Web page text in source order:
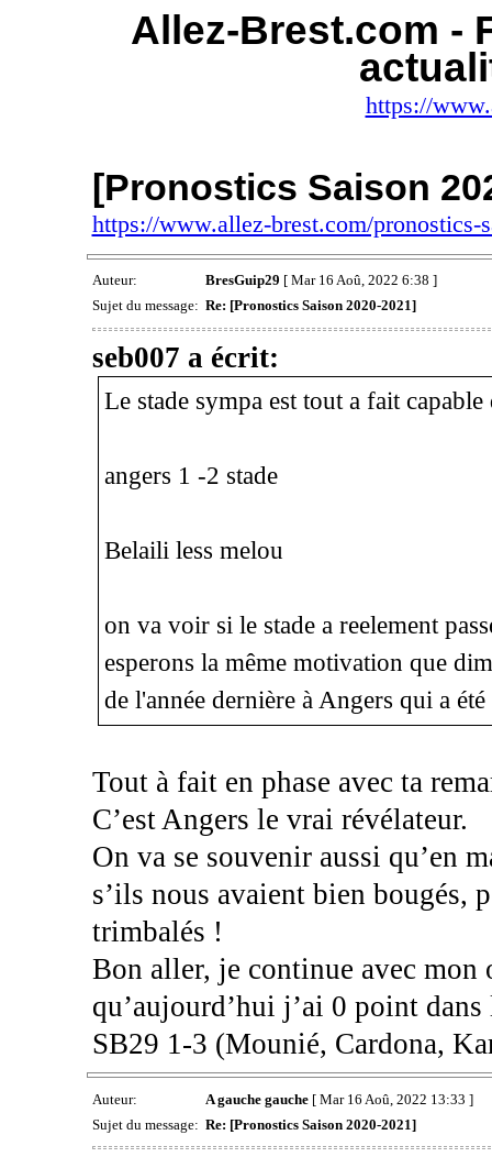
Allez-Brest.com -
https://
[Pronostics Saison
https://www.allez-brest.com/pronostics-
Auteur: BresGuip29 [ Mar 16 Aoû, 2022 6:38 ]
Sujet du message: Re: [Pronostics Saison 2020-2021]
seb007 a écrit:
Le stade sympa est tout a fait
angers 1 -2 stade
Belaili less melou
on va voir si le stade a reelement
esperons la même motivation que
de l'année dernière à Angers qui a été
Tout à fait en phase avec ta
C’est Angers le vrai révélateur.
On va se souvenir aussi qu’en
s’ils nous avaient bien bougés,
trimbalés !
Bon aller, je continue avec
qu’aujourd’hui j’ai 0 point
SB29 1-3 (Mounié, Cardona,
Auteur: A gauche gauche[ Mar 16 Aoû, 2022 13:33 ]
Sujet du message: Re: [Pronostics Saison 2020-2021]